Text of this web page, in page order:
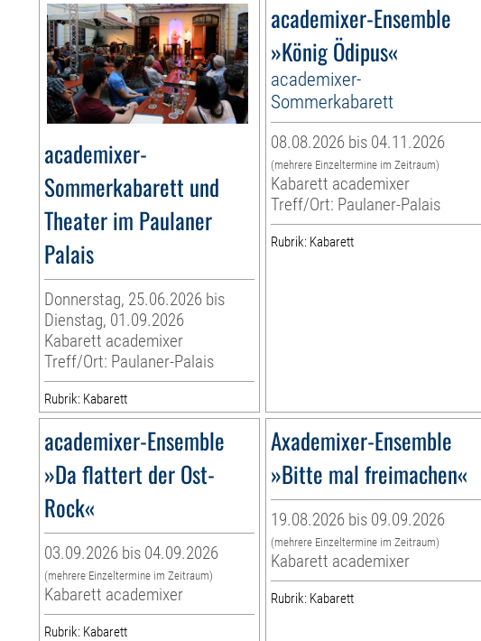
academixer-
Sommerkabarett und
Theater im Paulaner
Palais
Donnerstag, 25.06.2026 bis
Dienstag, 01.09.2026
Kabarett academixer
Treff/Ort: Paulaner-Palais
Rubrik: Kabarett
academixer-Ensemble
»König Ödipus«
academixer-
Sommerkabarett
08.08.2026 bis 04.11.2026
(mehrere Einzeltermine im Zeitraum)
Kabarett academixer
Treff/Ort: Paulaner-Palais
Rubrik: Kabarett
academixer-Ensemble
»Da flattert der Ost-
Rock«
03.09.2026 bis 04.09.2026
(mehrere Einzeltermine im Zeitraum)
Kabarett academixer
Rubrik: Kabarett
Axademixer-Ensemble
»Bitte mal freimachen«
19.08.2026 bis 09.09.2026
(mehrere Einzeltermine im Zeitraum)
Kabarett academixer
Rubrik: Kabarett